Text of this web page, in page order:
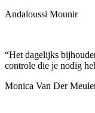
Andaloussi Mounir
“Het dagelijks
controle die je nodig
Monica Van Der